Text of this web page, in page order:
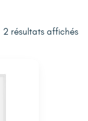
2 résultats affichés